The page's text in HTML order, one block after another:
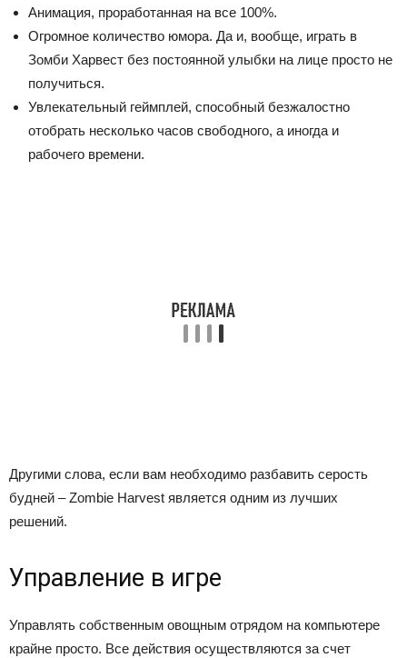
Анимация, проработанная на все 100%.
Огромное количество юмора. Да и, вообще, играть в
Зомби Харвест без постоянной улыбки на лице просто не
получиться.
Увлекательный геймплей, способный безжалостно
отобрать несколько часов свободного, а иногда и
рабочего времени.
Другими слова, если вам необходимо разбавить серость
будней – Zombie Harvest является одним из лучших
решений.
Управление в игре
Управлять собственным овощным отрядом на компьютере
крайне просто. Все действия осуществляются за счет